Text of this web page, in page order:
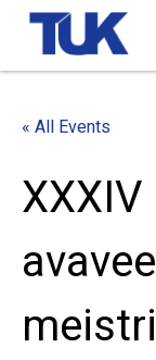
« All Events